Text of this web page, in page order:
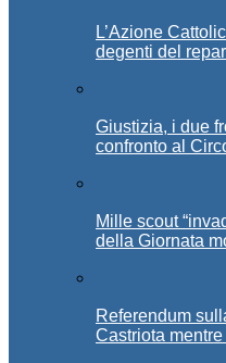
L’Azione
degenti del
Giustizia, i due
confronto al
Mille scout
della Giornata
Referendum
Castriota